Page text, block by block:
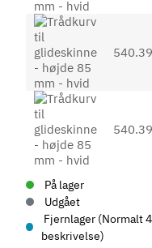
På lager
Udgået
Fjernlager (Normalt
beskrivelse)